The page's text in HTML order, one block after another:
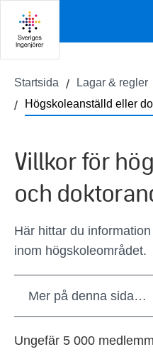
Startsida
Lagar & regler
Högskoleanställd eller
Villkor för
och
Här hittar du
inom högskoleområdet.
Mer på denna sida…
Ungefär 5 000